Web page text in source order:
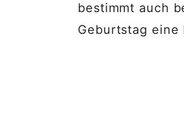
bestimmt auch
Geburtstag eine